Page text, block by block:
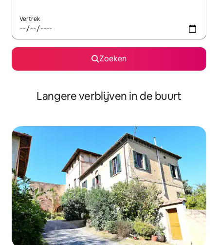
Vertrek
Zoeken
Langere verblijven in de buurt